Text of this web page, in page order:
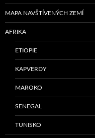
MAPA NAVŠTÍVENÝCH ZEMÍ
AFRIKA
ETIOPIE
KAPVERDY
MAROKO
SENEGAL
TUNISKO